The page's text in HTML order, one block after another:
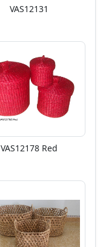
VAS12131
VAS12178 Red